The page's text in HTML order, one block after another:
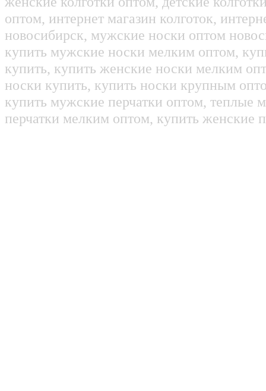
оптом, интернет магазин колготок,
новосибирск, мужские носки оптом
купить мужские носки мелким оптом,
купить, купить женские носки мелким
носки купить, купить носки крупным
купить мужские перчатки оптом, теплые
перчатки мелким оптом, купить женские